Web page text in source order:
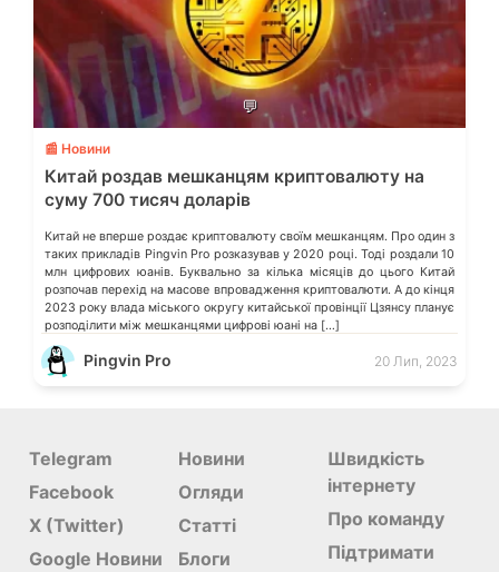
💬
📰 Новини
Китай роздав мешканцям криптовалюту на
суму 700 тисяч доларів
Китай не вперше роздає криптовалюту своїм мешканцям. Про один з
таких прикладів Pingvin Pro розказував у 2020 році. Тоді роздали 10
млн цифрових юанів. Буквально за кілька місяців до цього Китай
розпочав перехід на масове впровадження криптовалюти. А до кінця
2023 року влада міського округу китайської провінції Цзянсу планує
розподілити між мешканцями цифрові юані на […]
Pingvin Pro 20 Лип, 2023
Telegram
Facebook
X (Twitter)
Google Новини
Новини
Огляди
Статті
Блоги
Швидкість
інтернету
Про команду
Підтримати